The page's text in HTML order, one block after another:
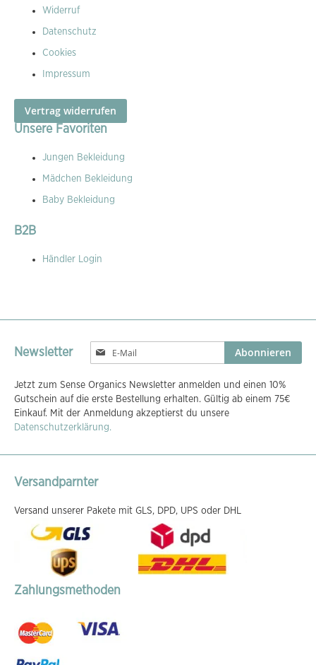
Widerruf
Datenschutz
Cookies
Impressum
Vertrag widerrufen
Unsere Favoriten
Jungen Bekleidung
Mädchen Bekleidung
Baby Bekleidung
B2B
Händler Login
Newsletter
Melden
Sie
für
unseren
Newsletter
an:
Abonnieren
Jetzt zum Sense Organics Newsletter anmelden und einen 10%
Gutschein auf die erste Bestellung erhalten. Gültig ab einem 75€
Einkauf. Mit der Anmeldung akzeptierst du unsere
Datenschutzerklärung.
Versandparnter
Versand unserer Pakete mit GLS, DPD, UPS oder DHL
Zahlungsmethoden